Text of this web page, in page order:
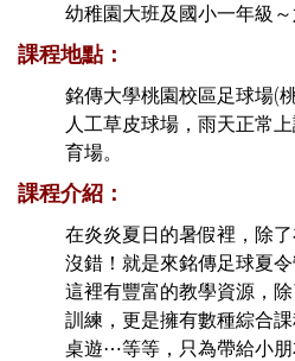
幼稚園大班及國小一年級～
課程地點：
銘傳大學桃園校區足球場(
人工草皮球場，雨天正常
育場。
課程介紹：
在炎炎夏日的暑假裡，除
沒錯！就是來銘傳足球夏
這裡有豐富的教學資源，
訓練，更是擁有數種綜合
桌遊⋯等等，只為帶給小